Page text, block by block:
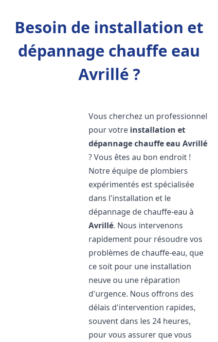
Besoin de installation et
dépannage chauffe eau
Avrillé ?
Vous cherchez un professionnel
pour votre installation et
dépannage chauffe eau Avrillé
? Vous êtes au bon endroit !
Notre équipe de plombiers
expérimentés est spécialisée
dans l'installation et le
dépannage de chauffe-eau à
Avrillé. Nous intervenons
rapidement pour résoudre vos
problèmes de chauffe-eau, que
ce soit pour une installation
neuve ou une réparation
d'urgence. Nous offrons des
délais d'intervention rapides,
souvent dans les 24 heures,
pour vous assurer que vous